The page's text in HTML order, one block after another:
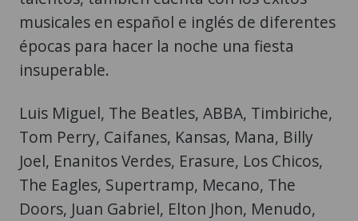
musicales en español e inglés de diferentes
épocas para hacer la noche una fiesta
insuperable.
Luis Miguel, The Beatles, ABBA, Timbiriche,
Tom Perry, Caifanes, Kansas, Mana, Billy
Joel, Enanitos Verdes, Erasure, Los Chicos,
The Eagles, Supertramp, Mecano, The
Doors, Juan Gabriel, Elton Jhon, Menudo,